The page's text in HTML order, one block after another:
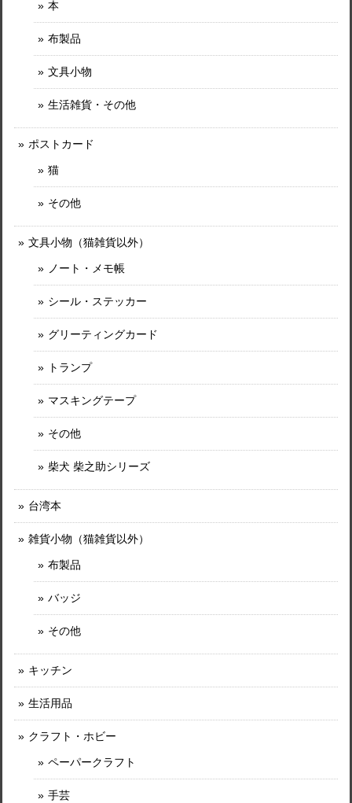
本
布製品
文具小物
生活雑貨・その他
ポストカード
猫
その他
文具小物（猫雑貨以外）
ノート・メモ帳
シール・ステッカー
グリーティングカード
トランプ
マスキングテープ
その他
柴犬 柴之助シリーズ
台湾本
雑貨小物（猫雑貨以外）
布製品
バッジ
その他
キッチン
生活用品
クラフト・ホビー
ペーパークラフト
手芸